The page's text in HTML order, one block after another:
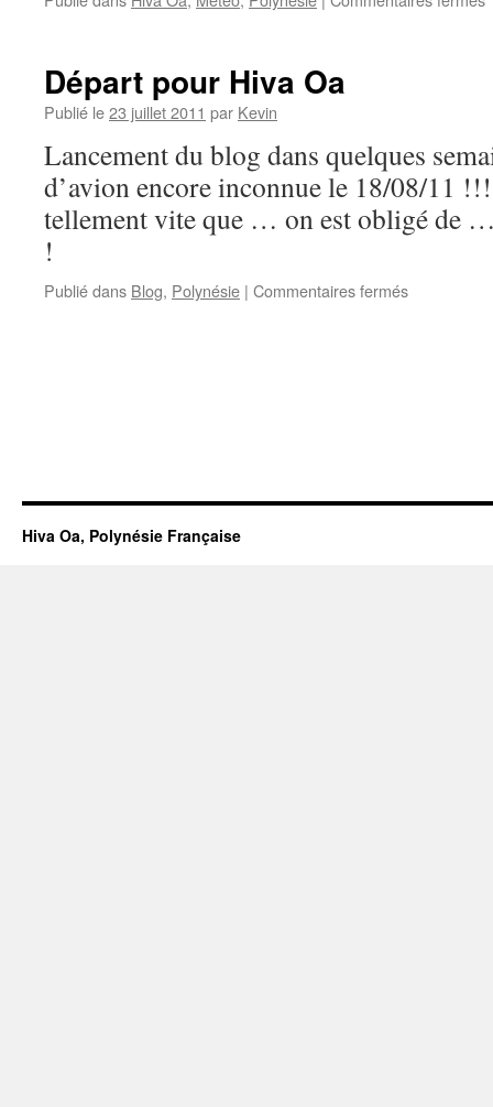
Départ pour Hiva Oa
Publié le23 juillet 2011 par Kevin
Lancement du blog dans quelques
d’avion encore inconnue le 18/08/11
tellement vite que … on est obligé de …
!
Publié dans Blog, Polynésie | Commentaires fermés
Hiva Oa, Polynésie Française